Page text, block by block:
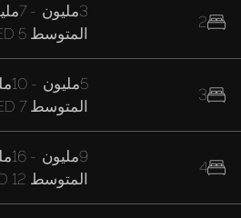
2
3
4
3مليون -
المتوسط
5مليون -
المتوسط
9مليون -
المتوسط